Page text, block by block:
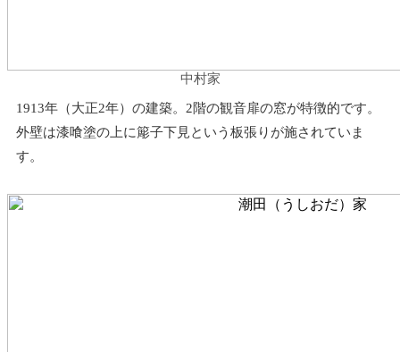
中村家
1913年（大正2年）の建築。2階の観音扉の窓が特徴的です。
外壁は漆喰塗の上に簓子下見という板張りが施されていま
す。